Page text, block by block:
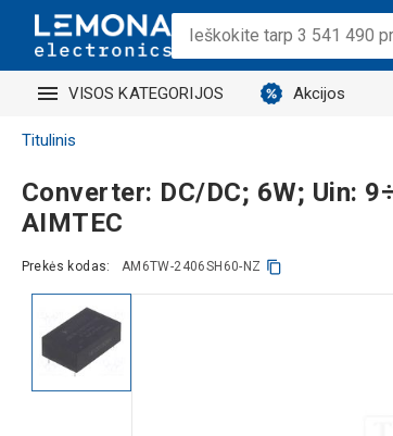
VISOS KATEGORIJOS Akcijos
Titulinis
Converter: DC/DC; 6W; Uin:
AIMTEC
Prekės kodas: AM6TW-2406SH60-NZ